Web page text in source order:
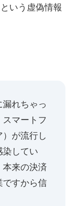
いう虚偽情報
漏れちゃっ
マートフ
が流行し
染してい
来の決済
ですから信